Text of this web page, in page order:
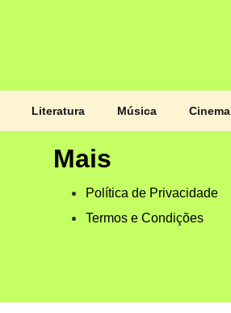
Literatura Música Cinema
Mais
Política de Privacidade
Termos e Condições